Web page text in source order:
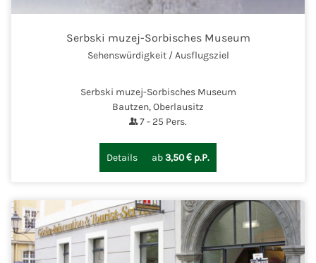
Serbski muzej-Sorbisches Museum
Sehenswürdigkeit / Ausflugsziel
Serbski muzej-Sorbisches Museum
Bautzen, Oberlausitz
7- 25 Pers.
Details ab3,50 € p.P.